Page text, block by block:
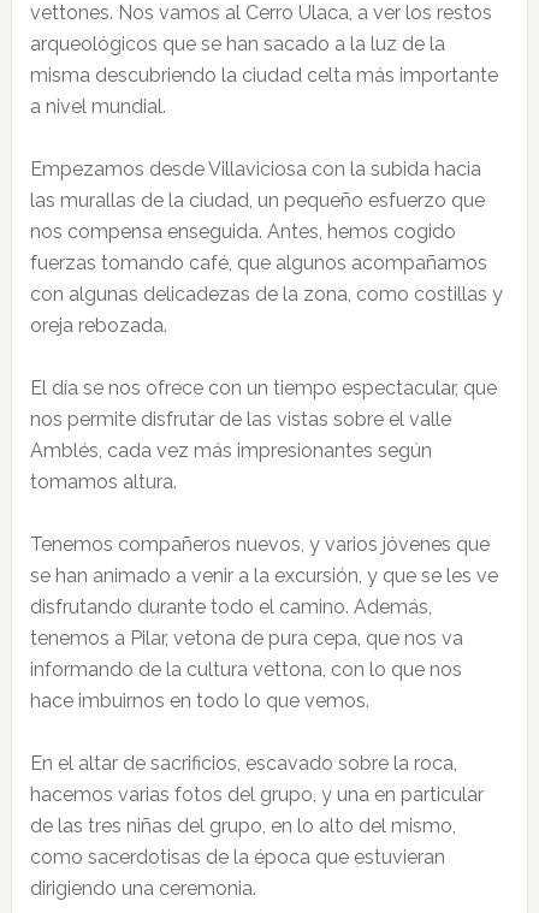
vettones. Nos vamos al Cerro Ulaca, a ver los restos
arqueológicos que se han sacado a la luz de la
misma descubriendo la ciudad celta más importante
a nivel mundial.
Empezamos desde Villaviciosa con la subida hacia
las murallas de la ciudad, un pequeño esfuerzo que
nos compensa enseguida. Antes, hemos cogido
fuerzas tomando café, que algunos acompañamos
con algunas delicadezas de la zona, como costillas y
oreja rebozada.
El día se nos ofrece con un tiempo espectacular, que
nos permite disfrutar de las vistas sobre el valle
Amblés, cada vez más impresionantes según
tomamos altura.
Tenemos compañeros nuevos, y varios jóvenes que
se han animado a venir a la excursión, y que se les ve
disfrutando durante todo el camino. Además,
tenemos a Pilar, vetona de pura cepa, que nos va
informando de la cultura vettona, con lo que nos
hace imbuirnos en todo lo que vemos.
En el altar de sacrificios, escavado sobre la roca,
hacemos varias fotos del grupo, y una en particular
de las tres niñas del grupo, en lo alto del mismo,
como sacerdotisas de la época que estuvieran
dirigiendo una ceremonia.